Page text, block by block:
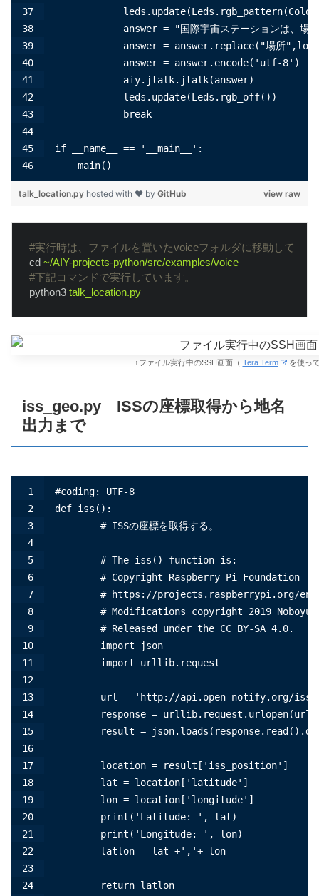
answer = "国際宇宙ステーションは、場
answer = answer.replace("場所
            answer = answer.encode('utf-8')
            aiy.jtalk.jtalk(answer)
            leds.update(Leds.rgb_off())
            break
if __name__ == '__main__':
    main()
view raw
talk_location.py hosted with ❤ by GitHub
#実行時は、ファイルを置いたvoiceフォルダに移動して
cd ~/AIY-projects-python/src/examples/voice
#下記コマンドで実行しています。
python3 talk_location.py
↑ファイル実行中のSSH画面（ Tera Term を使っ
iss_geo.py ISSの座標取得から地名
出力まで
#coding: UTF-8
def iss():
        # ISSの座標を取得する。
        # The iss() function is:
        # Copyright Raspberry Pi Foundation
# https://projects.raspberrypi.org/
# Modifications copyright 2019 Noboyu
        # Released under the CC BY-SA 4.0.
        import json
        import urllib.request
url = 'http://api.open-notify.org/
        response = urllib.request.urlopen(url)
result =
        location = result['iss_position']
        lat = location['latitude']
        lon = location['longitude']
        print('Latitude: ', lat)
        print('Longitude: ', lon)
        latlon = lat +','+ lon
        return latlon